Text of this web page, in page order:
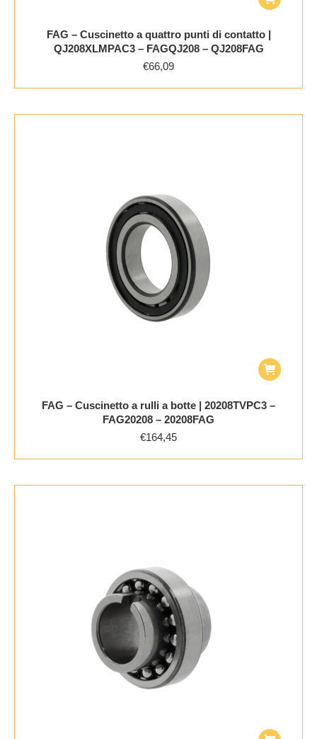
FAG – Cuscinetto a quattro punti di contatto |
QJ208XLMPAC3 – FAGQJ208 – QJ208FAG
€66,09
FAG – Cuscinetto a rulli a botte | 20208TVPC3 –
FAG20208 – 20208FAG
€164,45